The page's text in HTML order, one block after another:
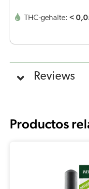
THC-gehalte: <
Reviews
Productos